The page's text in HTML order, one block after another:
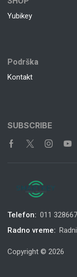
Yubikey
Podrška
Kontakt
SUBSCRIBE
Telefon: 011
Radno vreme:
Copyright © 2026